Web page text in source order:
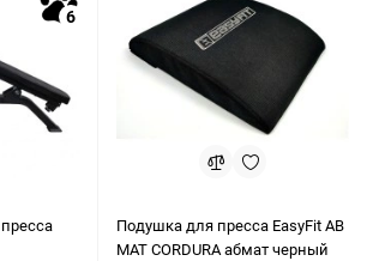
6
Подушка для пресса EasyFit AB
MAT CORDURA абмат черный